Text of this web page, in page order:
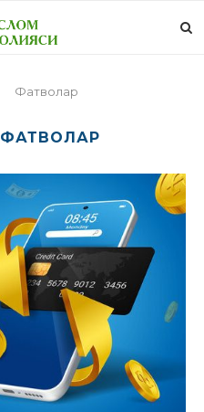
Фатволар
ФАТВОЛАР